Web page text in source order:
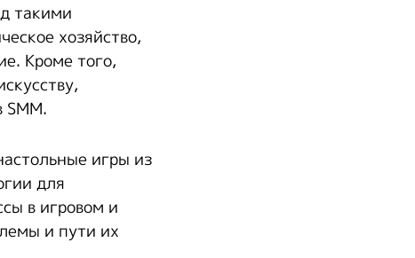
такими
хозяйство,
Кроме того,
игры из
для
в игровом и
и пути их